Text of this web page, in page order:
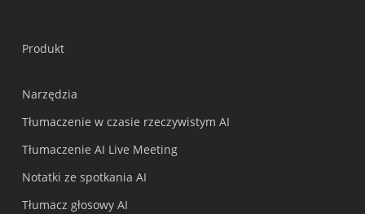
Produkt
Narzędzia
Tłumaczenie w czasie rzeczywistym AI
Tłumaczenie AI Live Meeting
Notatki ze spotkania AI
Tłumacz głosowy AI